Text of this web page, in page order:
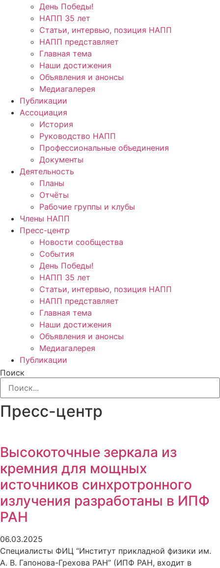
День Победы!
НАПП 35 лет
Статьи, интервью, позиция НАПП
НАПП представляет
Главная тема
Наши достижения
Объявления и анонсы
Медиагалерея
Публикации
Ассоциация
История
Руководство НАПП
Профессиональные объединения
Документы
Деятельность
Планы
Отчёты
Рабочие группы и клубы
Члены НАПП
Пресс-центр
Новости сообщества
События
День Победы!
НАПП 35 лет
Статьи, интервью, позиция НАПП
НАПП представляет
Главная тема
Наши достижения
Объявления и анонсы
Медиагалерея
Публикации
Поиск
Пресс-центр
Высокоточные зеркала из
кремния для мощных
источников синхротронного
излучения разработаны в ИПФ
РАН
06.03.2025
Специалисты ФИЦ “Институт прикладной физики им.
А. В. Гапонова-Грехова РАН” (ИПФ РАН, входит в